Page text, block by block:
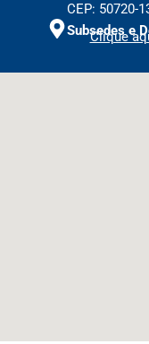
CEP: 50720-
Subsedes e
Clique